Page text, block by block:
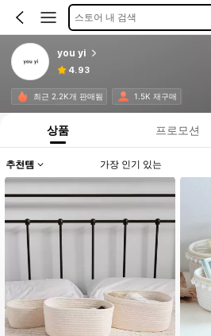
스토어 내 검색
you yi
4.93
최근 2.2K개 판매됨 1.5K 재구매
상품 프로모션
추천템 가장 인기 있는